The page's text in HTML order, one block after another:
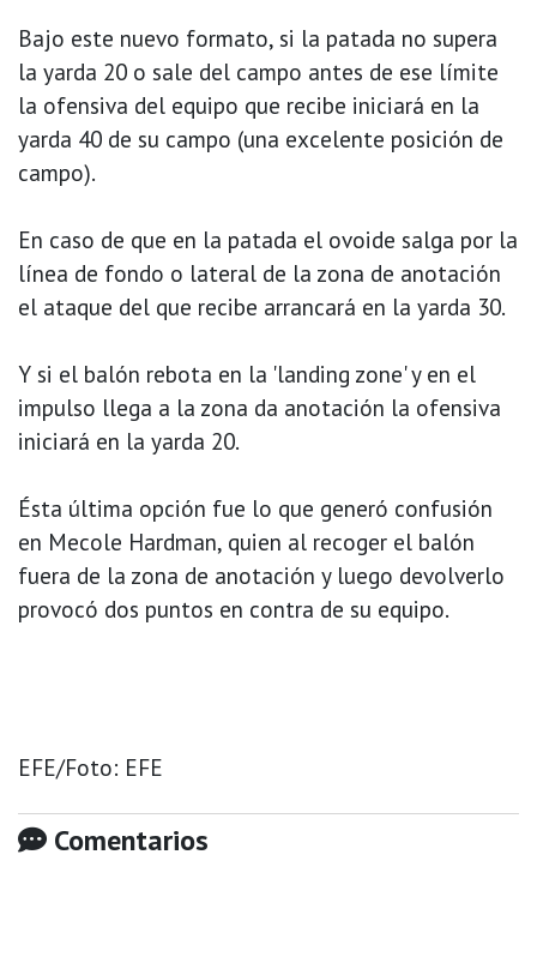
Bajo este nuevo formato, si la patada no supera
la yarda 20 o sale del campo antes de ese límite
la ofensiva del equipo que recibe iniciará en la
yarda 40 de su campo (una excelente posición de
campo).
En caso de que en la patada el ovoide salga por la
línea de fondo o lateral de la zona de anotación
el ataque del que recibe arrancará en la yarda 30.
Y si el balón rebota en la 'landing zone' y en el
impulso llega a la zona da anotación la ofensiva
iniciará en la yarda 20.
Ésta última opción fue lo que generó confusión
en Mecole Hardman, quien al recoger el balón
fuera de la zona de anotación y luego devolverlo
provocó dos puntos en contra de su equipo.
EFE/Foto: EFE
Comentarios